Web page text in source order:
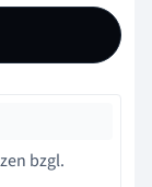
bzgl.